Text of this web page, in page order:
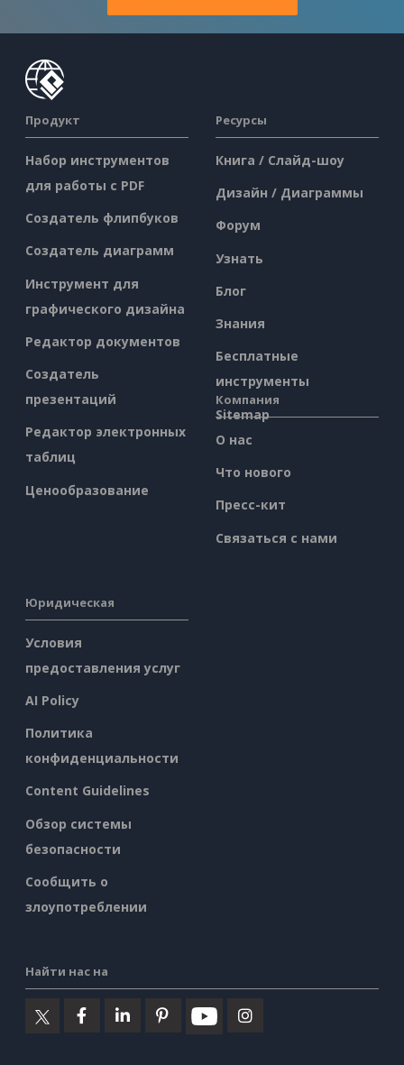
Продукт
Набор инструментов
для работы с PDF
Создатель флипбуков
Создатель диаграмм
Инструмент для
графического дизайна
Редактор документов
Создатель
презентаций
Редактор электронных
таблиц
Ценообразование
Ресурсы
Книга / Слайд-шоу
Дизайн / Диаграммы
Форум
Узнать
Блог
Знания
Бесплатные
инструменты
Sitemap
Компания
О нас
Что нового
Пресс-кит
Связаться с нами
Юридическая
Условия
предоставления услуг
AI Policy
Политика
конфиденциальности
Content Guidelines
Обзор системы
безопасности
Сообщить о
злоупотреблении
Найти нас на